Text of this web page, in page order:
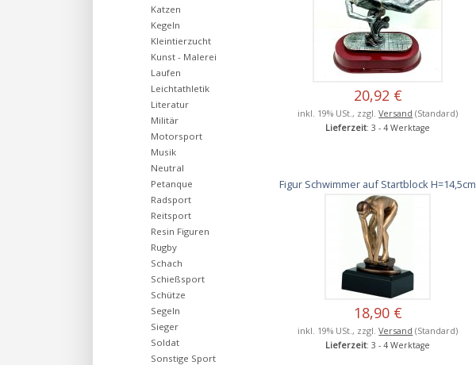
20,92 €
inkl. 19% USt., zzgl.Versand (Standard)
Lieferzeit: 3 - 4 Werktage
Figur Schwimmer auf Startblock H=14,5cm
18,90 €
inkl. 19% USt., zzgl.Versand (Standard)
Lieferzeit: 3 - 4 Werktage
Katzen
Kegeln
Kleintierzucht
Kunst - Malerei
Laufen
Leichtathletik
Literatur
Militär
Motorsport
Musik
Neutral
Petanque
Radsport
Reitsport
Resin Figuren
Rugby
Schach
Schießsport
Schütze
Segeln
Sieger
Soldat
Sonstige Sport